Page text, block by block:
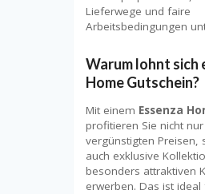
Lieferwege und faire
Arbeitsbedingungen
Warum lohnt sich
Home Gutschein?
Mit einem Essenza
profitieren Sie nicht
vergünstigten Preisen,
auch exklusive
besonders attraktiven
erwerben. Das ist ideal